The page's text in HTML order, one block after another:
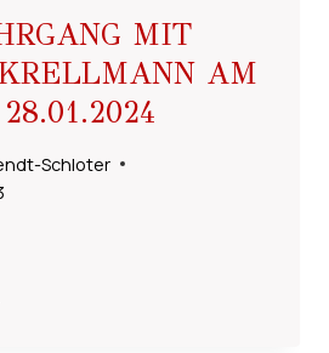
MIT
AM
Schloter